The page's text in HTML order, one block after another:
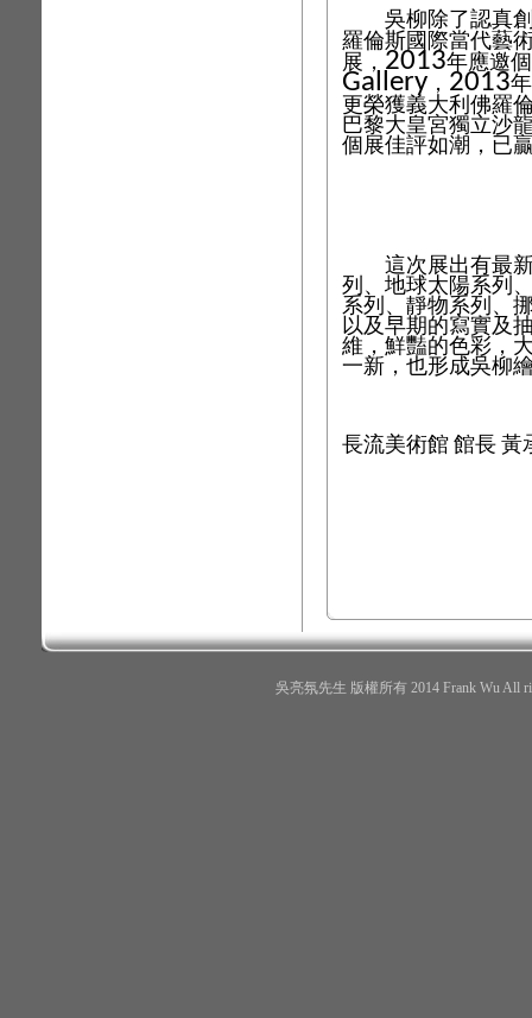
吳柳除了認真創
羅倫斯國際當代藝
展， 2013年應邀
Gallery ， 2013
更榮獲義大利佛羅
巴黎大皇宮獨立沙
個展佳評如潮，已
這次展出有最新
列、地球太陽系列
系列、靜物系列、
以及早期的寫實及
維，鮮豔的色彩，
一新，也形成吳柳
長流美術館 館長 黃
吳亮氛先生 版權所有 2014 Frank Wu All